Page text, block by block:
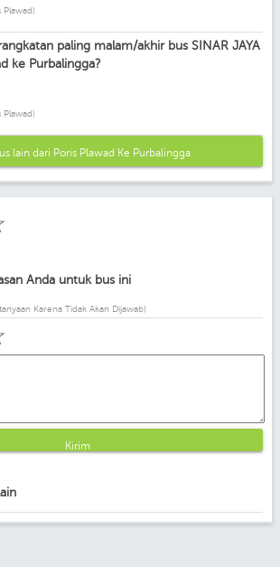
Plawad)
paling malam/akhir bus SINAR JAYA
ke Purbalingga?
Plawad)
lain dari Poris Plawad Ke Purbalingga
Anda untuk bus ini
Karena Tidak Akan Dijawab)
Kirim